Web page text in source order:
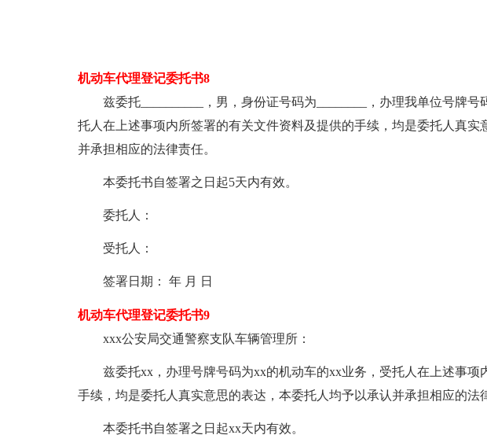
机动车代理登记委托书8
兹委托__________，男，身份证号码为________，办理我单位号牌
托人在上述事项内所签署的有关文件资料及提供的手续，均是委托人真实
并承担相应的法律责任。
本委托书自签署之日起5天内有效。
委托人：
受托人：
签署日期： 年 月 日
机动车代理登记委托书9
xxx公安局交通警察支队车辆管理所：
兹委托xx，办理号牌号码为xx的机动车的xx业务，受托人在上述事项
手续，均是委托人真实意思的表达，本委托人均予以承认并承担相应的法
本委托书自签署之日起xx天内有效。